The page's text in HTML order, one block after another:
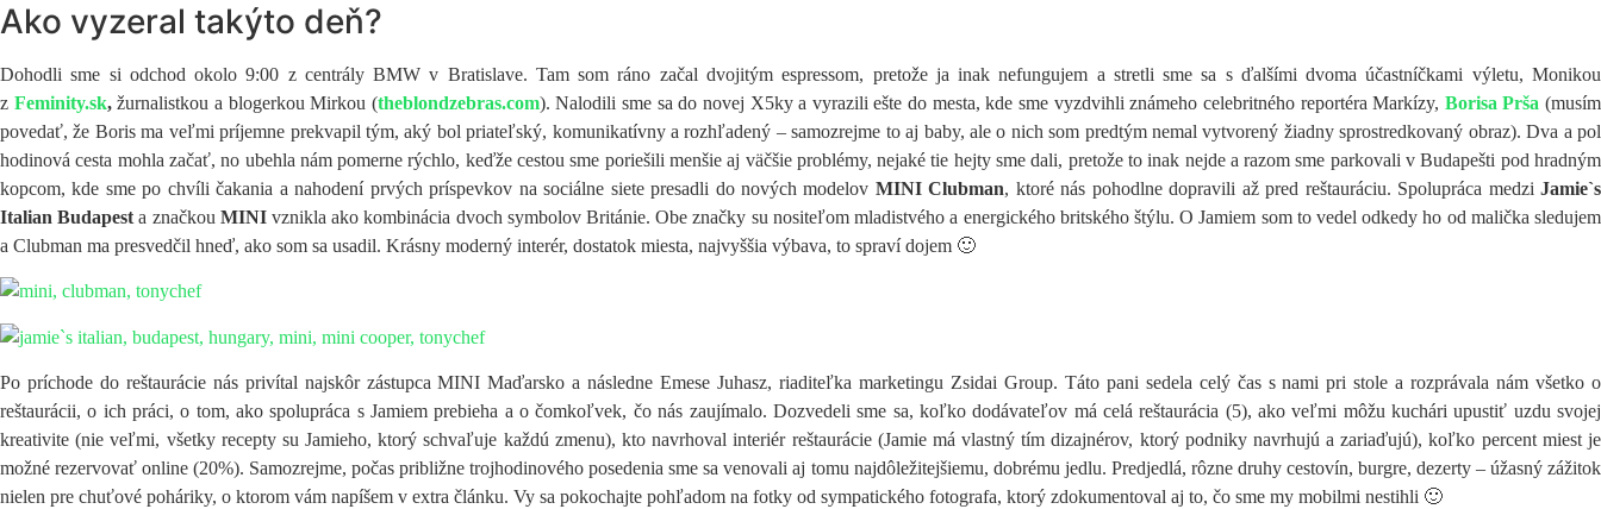
Ako vyzeral takýto deň?
Dohodli sme si odchod okolo 9:00 z centrály BMW v Bratislave. Tam som ráno začal dvojitým espressom, pretože ja inak nefungujem a stretli sme sa s ďalšími dvoma účastníčkami výletu, Monikou
z Feminity.sk,žurnalistkou a blogerkou Mirkou (theblondzebras.com). Nalodili sme sa do novej X5ky a vyrazili ešte do mesta, kde sme vyzdvihli známeho celebritného reportéra Markízy, Borisa Prša (musím
povedať, že Boris ma veľmi príjemne prekvapil tým, aký bol priateľský, komunikatívny a rozhľadený – samozrejme to aj baby, ale o nich som predtým nemal vytvorený žiadny sprostredkovaný obraz). Dva a pol
hodinová cesta mohla začať, no ubehla nám pomerne rýchlo, keďže cestou sme poriešili menšie aj väčšie problémy, nejaké tie hejty sme dali, pretože to inak nejde a razom sme parkovali v Budapešti pod hradným
kopcom, kde sme po chvíli čakania a nahodení prvých príspevkov na sociálne siete presadli do nových modelov MINI Clubman, ktoré nás pohodlne dopravili až pred reštauráciu. Spolupráca medziJamie`s
Italian Budapest a značkou MINIvznikla ako kombinácia dvoch symbolov Británie. Obe značky su nositeľom mladistvého a energického britského štýlu. O Jamiem som to vedel odkedy ho od malička sledujem
a Clubman ma presvedčil hneď, ako som sa usadil. Krásny moderný interér, dostatok miesta, najvyššia výbava, to spraví dojem 🙂
Po príchode do reštaurácie nás privítal najskôr zástupca MINI Maďarsko a následne Emese Juhasz, riaditeľka marketingu Zsidai Group. Táto pani sedela celý čas s nami pri stole a rozprávala nám všetko o
reštaurácii, o ich práci, o tom, ako spolupráca s Jamiem prebieha a o čomkoľvek, čo nás zaujímalo. Dozvedeli sme sa, koľko dodávateľov má celá reštaurácia (5), ako veľmi môžu kuchári upustiť uzdu svojej
kreativite (nie veľmi, všetky recepty su Jamieho, ktorý schvaľuje každú zmenu), kto navrhoval interiér reštaurácie (Jamie má vlastný tím dizajnérov, ktorý podniky navrhujú a zariaďujú), koľko percent miest je
možné rezervovať online (20%). Samozrejme, počas približne trojhodinového posedenia sme sa venovali aj tomu najdôležitejšiemu, dobrému jedlu. Predjedlá, rôzne druhy cestovín, burgre, dezerty – úžasný zážitok
nielen pre chuťové poháriky, o ktorom vám napíšem v extra článku. Vy sa pokochajte pohľadom na fotky od sympatického fotografa, ktorý zdokumentoval aj to, čo sme my mobilmi nestihli 🙂